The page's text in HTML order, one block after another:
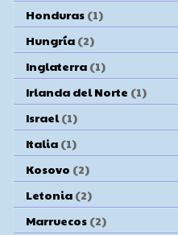
Honduras (1)
Hungría (2)
Inglaterra (1)
Irlanda del Norte (1)
Israel (1)
Italia (1)
Kosovo (2)
Letonia (2)
Marruecos (2)